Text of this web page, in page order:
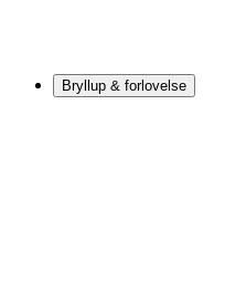
Bryllup & forlovelse